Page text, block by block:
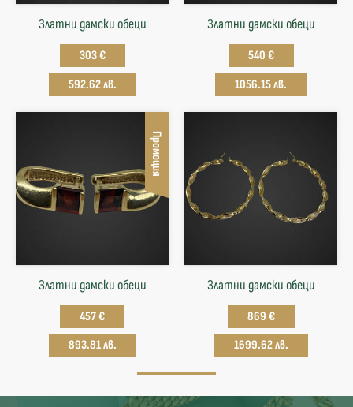
Златни дамски обеци
303 €
592.62 лв.
Златни дамски обеци
540 €
1056.15 лв.
Промоция
Златни дамски обеци
457 €
893.81 лв.
Златни дамски обеци
869 €
1699.62 лв.